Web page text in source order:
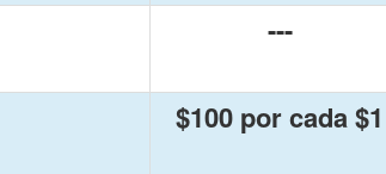
---
$100 por cada $1